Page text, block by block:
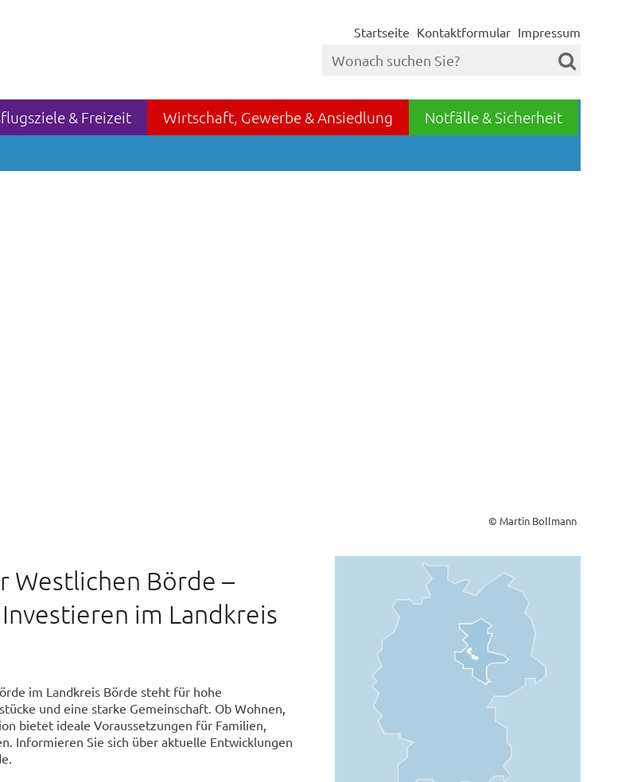
Startseite Kontaktformular Impressum
& Freizeit Wirtschaft, Gewerbe & Ansiedlung
Notfälle & Sicherheit
© Martin Bollmann
Westlichen Börde –
im Landkreis
im Landkreis Börde steht für hohe
und eine starke Gemeinschaft. Ob Wohnen,
bietet ideale Voraussetzungen für Familien,
Informieren Sie sich über aktuelle Entwicklungen